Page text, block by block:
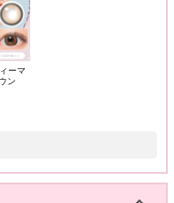
ーマ
ン